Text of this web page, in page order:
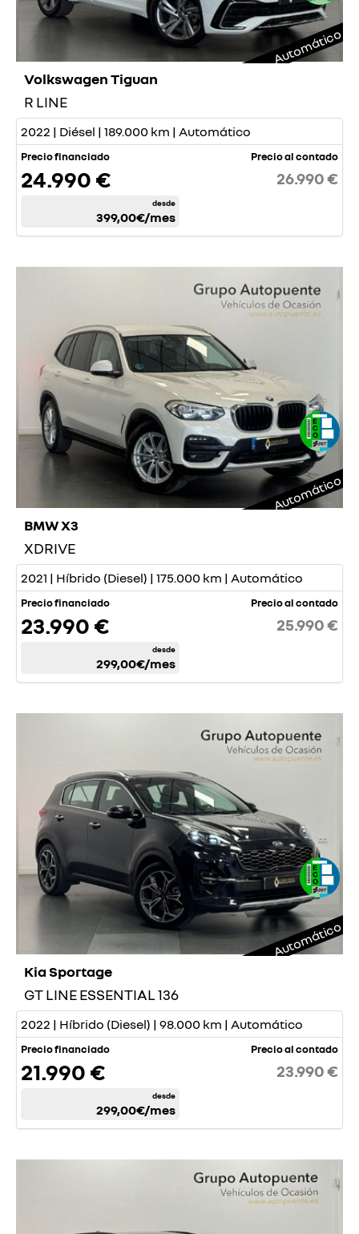
Automático
Volkswagen Tiguan
R LINE
2022 | Diésel | 189.000 km | Automático
Precio financiado
24.990 €
desde
399,00€/mes
Precio al contado
26.990 €
Automático
BMW X3
XDRIVE
2021 | Híbrido (Diesel) | 175.000 km | Automático
Precio financiado
23.990 €
desde
299,00€/mes
Precio al contado
25.990 €
Automático
Kia Sportage
GT LINE ESSENTIAL 136
2022 | Híbrido (Diesel) | 98.000 km | Automático
Precio financiado
21.990 €
desde
299,00€/mes
Precio al contado
23.990 €